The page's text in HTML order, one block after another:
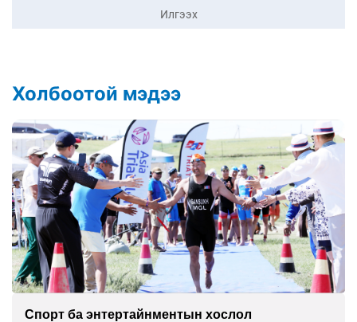
Илгээх
Холбоотой мэдээ
Спорт ба энтертайнментын хослол